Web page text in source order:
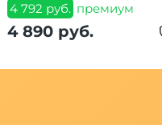
4 792 руб. премиум
4 890 руб.